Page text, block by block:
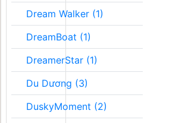
Dream Walker (1)
DreamBoat (1)
DreamerStar (1)
Du Dương (3)
DuskyMoment (2)